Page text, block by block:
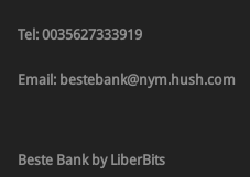
Tel: 0035627333919
Email: bestebank@nym.hush.com
Beste Bank by LiberBits